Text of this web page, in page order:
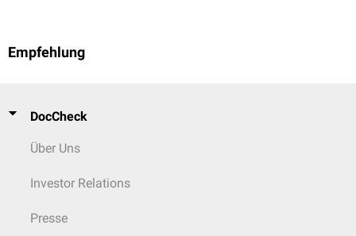
Empfehlung
DocCheck
Über Uns
Investor Relations
Presse